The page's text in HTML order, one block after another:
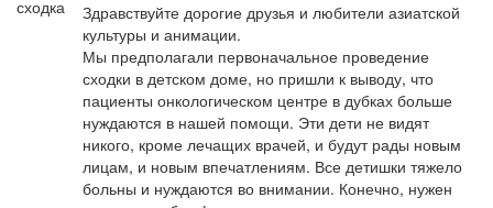
Здравствуйте дорогие друзья и любители азиатской
культуры и анимации.
Мы предполагали первоначальное проведение
сходки в детском доме, но пришли к выводу, что
пациенты онкологическом центре в дубках больше
нуждаются в нашей помощи. Эти дети не видят
никого, кроме лечащих врачей, и будут рады новым
лицам, и новым впечатлениям. Все детишки тяжело
больны и нуждаются во внимании. Конечно, нужен